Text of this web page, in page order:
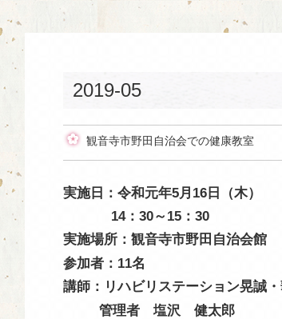
2019-05
観音寺市野田自治会での健康教室
実施日：令和元年5月16日（木）
14：30～15：30
実施場所：観音寺市野田自治会館
参加者：11名
講師：リハビリステーション晃誠
管理者 塩沢 健太郎